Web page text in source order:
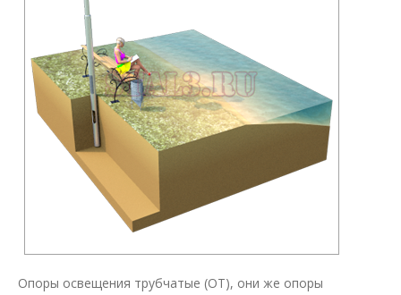
Опоры освещения трубчатые (ОТ), они же опоры